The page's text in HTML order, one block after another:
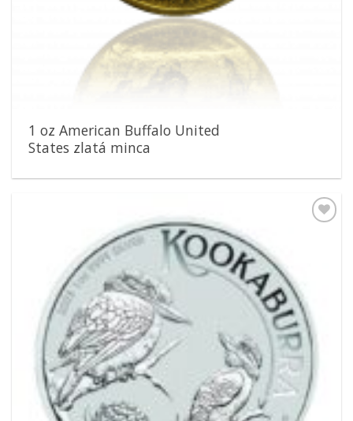
1 oz American Buffalo United
States zlatá minca